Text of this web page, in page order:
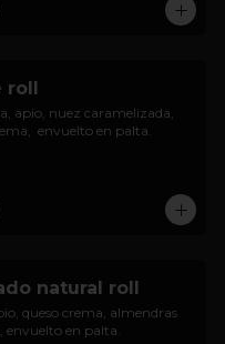
roll
apio, nuez caramelizada,
envuelto en palta.
natural roll
queso crema, almendras
envuelto en palta.